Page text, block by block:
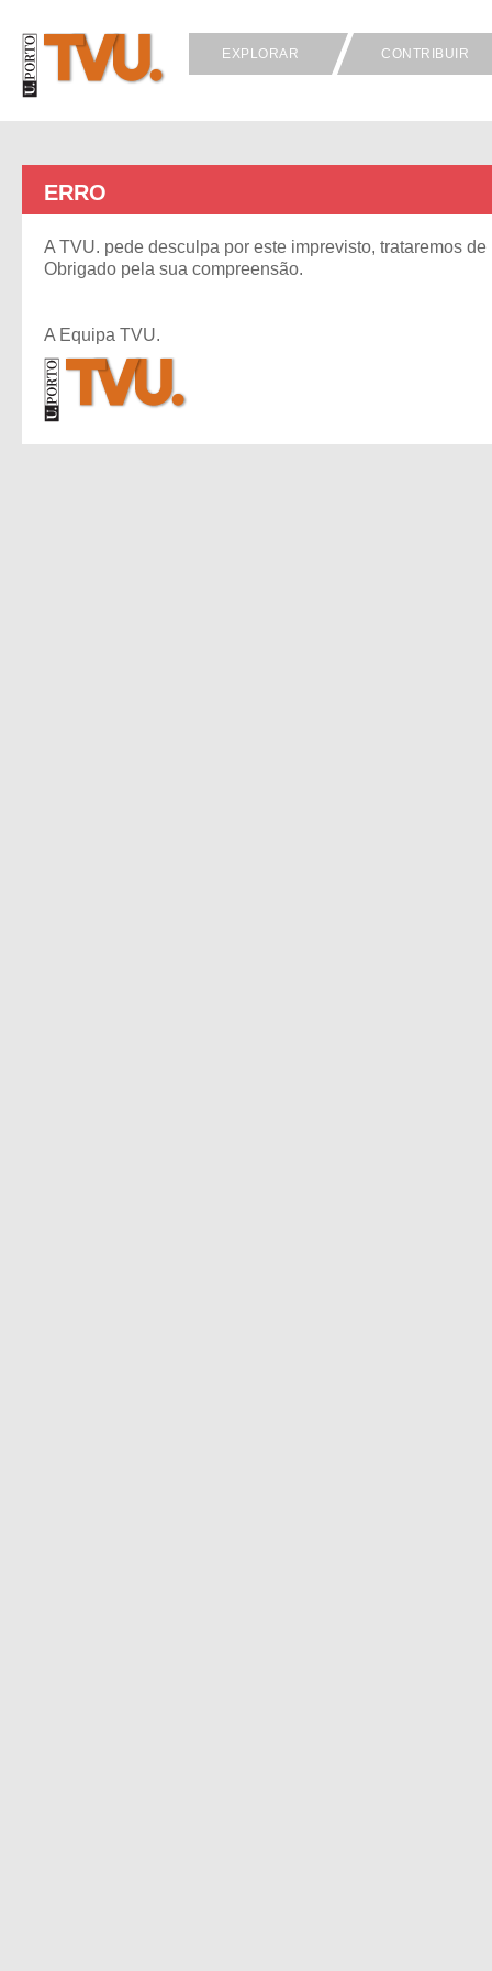
EXPLORAR CONTRIBUIR
ERRO
A TVU. pede desculpa por este imprevisto, trataremos
Obrigado pela sua compreensão.
A Equipa TVU.